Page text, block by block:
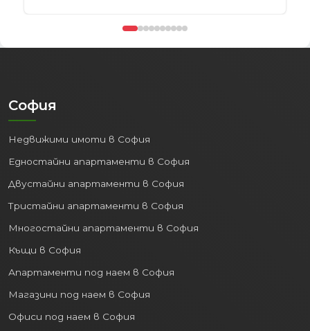
София
Недвижими имоти в София
Едностайни апартаменти в София
Двустайни апартаменти в София
Тристайни апартаменти в София
Многостайни апартаменти в София
Къщи в София
Апартаменти под наем в София
Магазини под наем в София
Офиси под наем в София